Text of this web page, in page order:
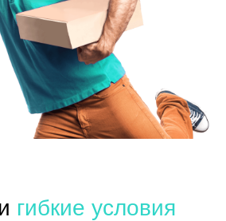
гибкие условия